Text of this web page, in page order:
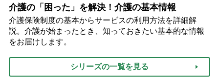
介護の「困った」を解決！介護の基本情報
介護保険制度の基本からサービスの利用方法を詳細解
説。介護が始まったとき、知っておきたい基本的な情報
をお届けします。
シリーズの一覧を見る